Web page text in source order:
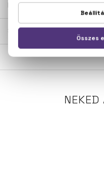
ÉRTÉKELÉSEK (0)
SZÁLLÍTÁS